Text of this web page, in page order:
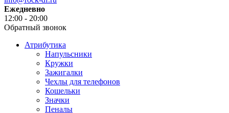
Ежедневно
12:00 - 20:00
Обратный звонок
Атрибутика
Напульсники
Кружки
Зажигалки
Чехлы для телефонов
Кошельки
Значки
Пеналы